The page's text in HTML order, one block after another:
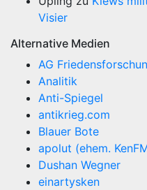
Visier
Alternative Medien
AG
Analitik
Anti-Spiegel
antikrieg.com
Blauer Bote
apolut (ehem.
Dushan Wegner
einartysken